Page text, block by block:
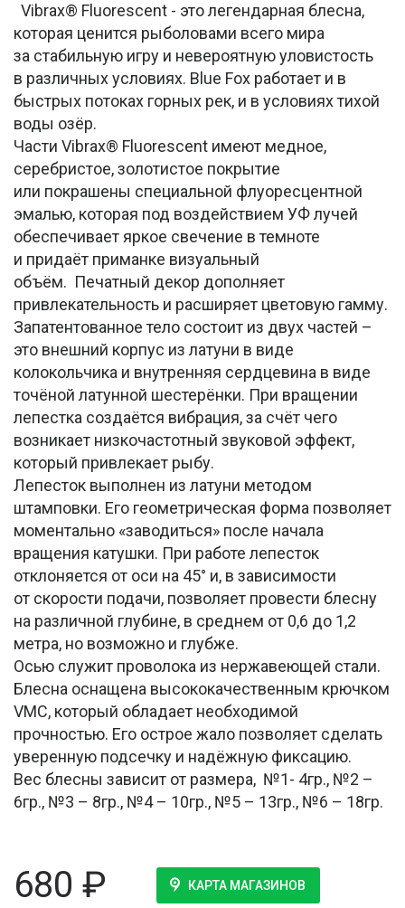
Vibrax® Fluorescent - это легендарная блесна,
которая ценится рыболовами всего мира
за стабильную игру и невероятную уловистость
в различных условиях. Blue Fox работает и в
быстрых потоках горных рек, и в условиях тихой
воды озёр.
Части Vibrax® Fluorescent имеют медное,
серебристое, золотистое покрытие
или покрашены специальной флуоресцентной
эмалью, которая под воздействием УФ лучей
обеспечивает яркое свечение в темноте
и придаёт приманке визуальный
объём. Печатный декор дополняет
привлекательность и расширяет цветовую гамму.
Запатентованное тело состоит из двух частей –
это внешний корпус из латуни в виде
колокольчика и внутренняя сердцевина в виде
точёной латунной шестерёнки. При вращении
лепестка создаётся вибрация, за счёт чего
возникает низкочастотный звуковой эффект,
который привлекает рыбу.
Лепесток выполнен из латуни методом
штамповки. Его геометрическая форма позволяет
моментально «заводиться» после начала
вращения катушки. При работе лепесток
отклоняется от оси на 45° и, в зависимости
от скорости подачи, позволяет провести блесну
на различной глубине, в среднем от 0,6 до 1,2
метра, но возможно и глубже.
Осью служит проволока из нержавеющей стали.
Блесна оснащена высококачественным крючком
VMC, который обладает необходимой
прочностью. Его острое жало позволяет сделать
уверенную подсечку и надёжную фиксацию.
Вес блесны зависит от размера, №1- 4гр., №2 –
6гр., №3 – 8гр., №4 – 10гр., №5 – 13гр., №6 – 18гр.
680 ₽ КАРТА МАГАЗИНОВ